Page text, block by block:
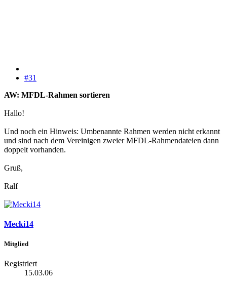
#31
AW: MFDL-Rahmen sortieren
Hallo!
Und noch ein Hinweis: Umbenannte Rahmen werden nicht erkannt
und sind nach dem Vereinigen zweier MFDL-Rahmendateien dann
doppelt vorhanden.
Gruß,
Ralf
Mecki14
Mitglied
Registriert
15.03.06